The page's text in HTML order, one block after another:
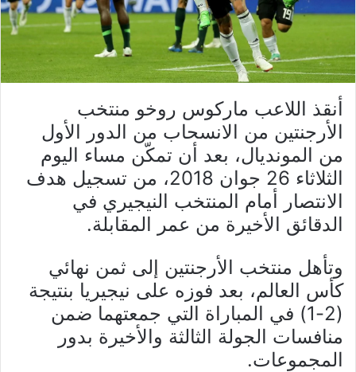
أنقذ اللاعب ماركوس روخو منتخب
الأرجنتين من الانسحاب من الدور الأول
من المونديال، بعد أن تمكّن مساء اليوم
الثلاثاء 26 جوان 2018، من تسجيل هدف
الانتصار أمام المنتخب النيجيري في
الدقائق الأخيرة من عمر المقابلة.
وتأهل منتخب الأرجنتين إلى ثمن نهائي
كأس العالم، بعد فوزه على نيجيريا بنتيجة
(2-1) في المباراة التي جمعتهما ضمن
منافسات الجولة الثالثة والأخيرة بدور
المجموعات.